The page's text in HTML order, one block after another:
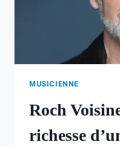
MUSICIENNE
Roch
richesse